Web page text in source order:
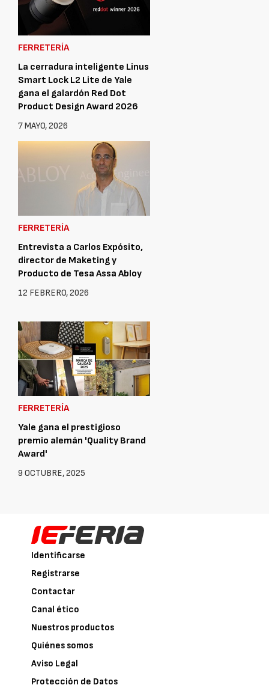
FERRETERÍA
La cerradura inteligente Linus
Smart Lock L2 Lite de Yale
gana el galardón Red Dot
Product Design Award 2026
7 MAYO, 2026
FERRETERÍA
Entrevista a Carlos Expósito,
director de Maketing y
Producto de Tesa Assa Abloy
12 FEBRERO, 2026
FERRETERÍA
Yale gana el prestigioso
premio alemán 'Quality Brand
Award'
9 OCTUBRE, 2025
Identificarse
Registrarse
Contactar
Canal ético
Nuestros productos
Quiénes somos
Aviso Legal
Protección de Datos